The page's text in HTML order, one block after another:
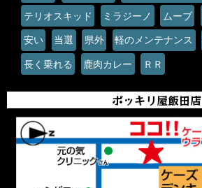
テリオスキッド ミラジーノ ムーブ
安い 当選 県外 軽のメンテナンス
長く乗れる 鹿肉カレー ＲＲ
ポッキリ屋飯田店